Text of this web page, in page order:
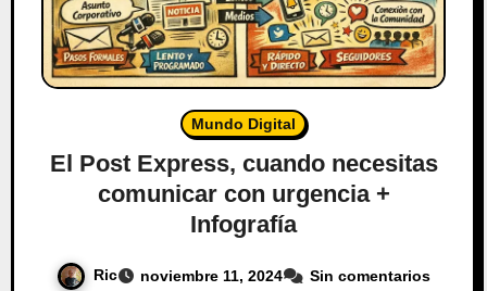
Mundo Digital
El Post Express, cuando necesitas
comunicar con urgencia +
Infografía
Ric noviembre 11, 2024 Sin comentarios